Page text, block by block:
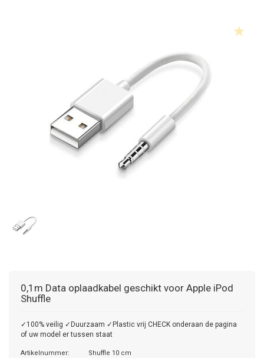
0,1m Data oplaadkabel geschikt voor Apple iPod
Shuffle
✓100% veilig ✓Duurzaam ✓Plastic vrij CHECK onderaan de pagina
of uw model er tussen staat
Artikelnummer: Shuffle 10 cm